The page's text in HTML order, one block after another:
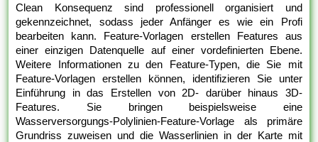
Clean Konsequenz sind professionell organisiert und
gekennzeichnet, sodass jeder Anfänger es wie ein Profi
bearbeiten kann. Feature-Vorlagen erstellen Features aus
einer einzigen Datenquelle auf einer vordefinierten Ebene.
Weitere Informationen zu den Feature-Typen, die Sie mit
Feature-Vorlagen erstellen können, identifizieren Sie unter
Einführung in das Erstellen von 2D- darüber hinaus 3D-
Features. Sie bringen beispielsweise eine
Wasserversorgungs-Polylinien-Feature-Vorlage als primäre
Grundriss zuweisen und die Wasserlinien in der Karte mit